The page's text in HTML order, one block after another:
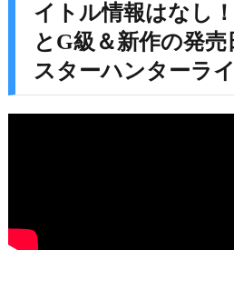
イトル情報はなし
とG級＆新作の発
スターハンターライ